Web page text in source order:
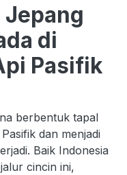
Jepang
di
Pasifik
berbentuk tapal
dan menjadi
Baik Indonesia
cincin ini,